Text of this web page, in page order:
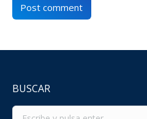
Post comment
BUSCAR